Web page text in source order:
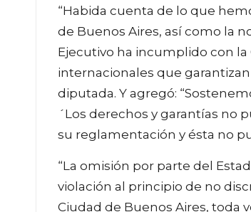
“Habida cuenta de lo que
de Buenos Aires, así como la
Ejecutivo ha incumplido con
internacionales que
diputada. Y agregó:
´Los derechos y garantías no
su reglamentación y ésta no
“La omisión por parte del
violación al principio de no
Ciudad de Buenos Aires, toda